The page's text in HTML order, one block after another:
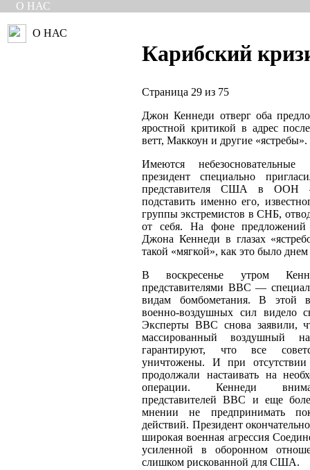
О НАС
О НАС
Карибский
Страница 29 из 75
Джон Кеннеди отверг оба
яростной критикой в адрес
ветт, Маккоун и другие «ястребы».
Имеются небезосновательные
президент специально
представителя США в ООН
подставить именно его,
группы экстремистов в СНБ,
от себя. На фоне предложений
Джона Кеннеди в глазах
такой «мягкой», как это было днем
В воскресенье утром
представителями ВВС —
видам бомбометания. В этой
военно-воздушных сил видело
Эксперты ВВС снова заявили,
массированный воздушный
гарантируют, что все
уничтожены. И при
продолжали настаивать на
операции. Кеннеди
представителей ВВС и еще
мнении не предпринимать
действий. Президент
широкая военная агрессия
усиленной в оборонном
слишком рискованной для США.